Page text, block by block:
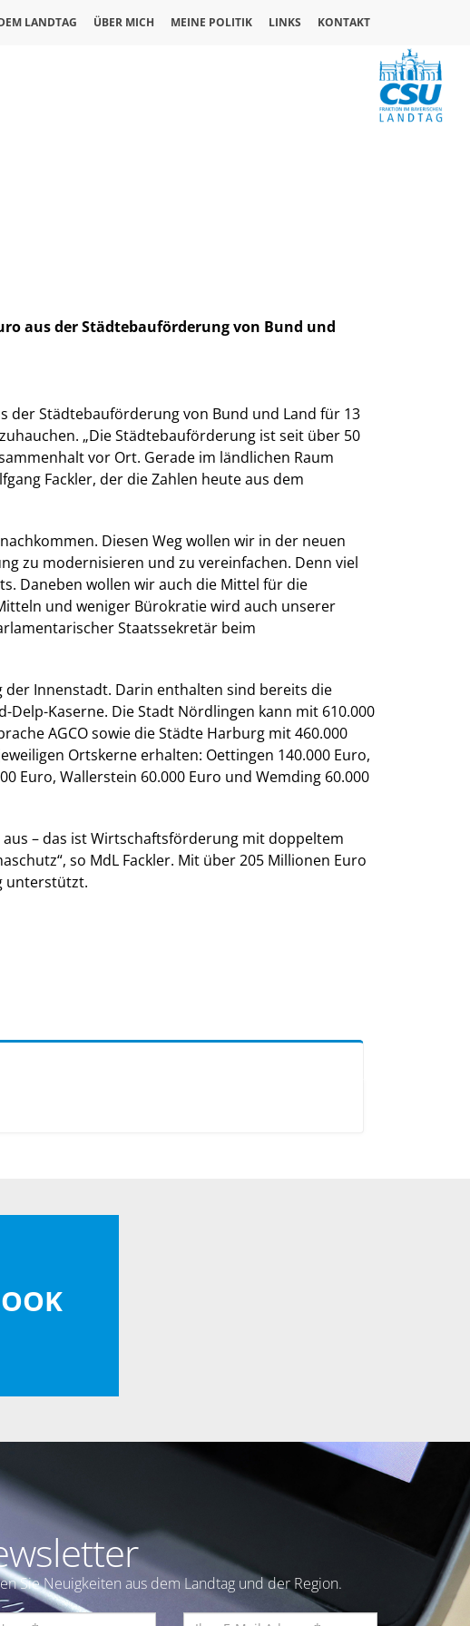
LANDTAG ÜBER MICH MEINE POLITIK LINKS KONTAKT
aus der Städtebauförderung von Bund und
der Städtebauförderung von Bund und Land für 13
„Die Städtebauförderung ist seit über 50
vor Ort. Gerade im ländlichen Raum
Fackler, der die Zahlen heute aus dem
Diesen Weg wollen wir in der neuen
zu modernisieren und zu vereinfachen. Denn viel
Daneben wollen wir auch die Mittel für die
und weniger Bürokratie wird auch unserer
Staatssekretär beim
Innenstadt. Darin enthalten sind bereits die
Kaserne. Die Stadt Nördlingen kann mit 610.000
AGCO sowie die Städte Harburg mit 460.000
Ortskerne erhalten: Oettingen 140.000 Euro,
Euro, Wallerstein 60.000 Euro und Wemding 60.000
– das ist Wirtschaftsförderung mit doppeltem
so MdL Fackler. Mit über 205 Millionen Euro
unterstützt.
Sie Neuigkeiten aus dem Landtag und der Region.